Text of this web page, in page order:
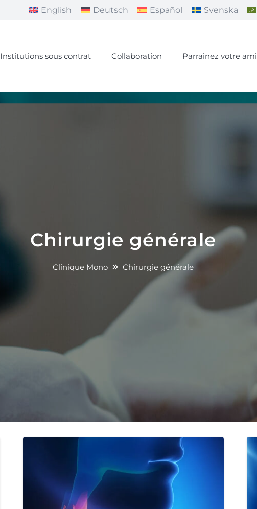
English Deutsch Español Svenska
Institutions sous contrat Collaboration Parrainez votre ami
Chirurgie générale
Clinique Mono Chirurgie générale